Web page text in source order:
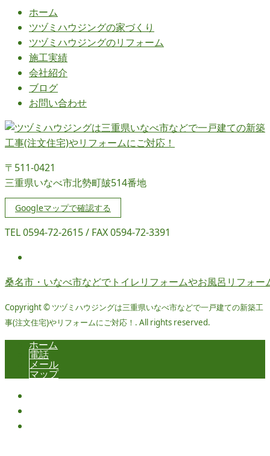
ホーム
ツヅミハウジングの家づくり
ツヅミハウジングのリフォーム
施工実績
会社紹介
ブログ
お問い合わせ
〒511-0421
三重県いなべ市北勢町皷514番地
Googleマップで確認する
TEL 0594-72-2615 / FAX 0594-72-3391
桑名市・いなべ市などでトイレリフォームやお風呂リフォ
Copyright © ツヅミハウジングは三重県いなべ市などで一戸建ての新築工
事(注文住宅)やリフォームにご対応！. All rights reserved.
ホーム
電話
メール
マップ